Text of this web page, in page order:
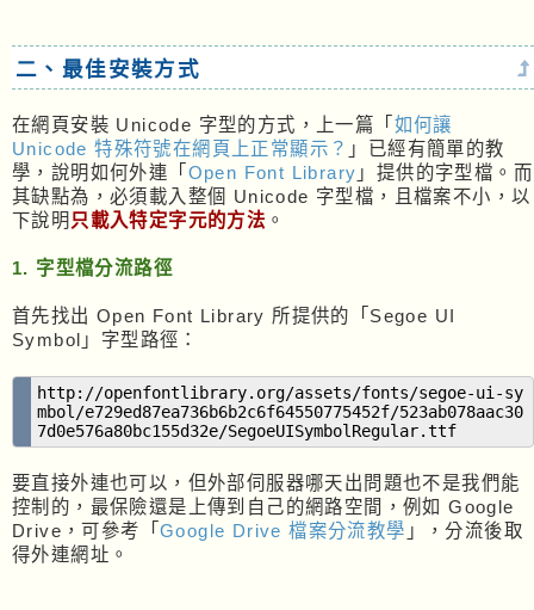
二、最佳安裝方式
在網頁安裝 Unicode 字型的方式，上一篇「 如何讓
Unicode 特殊符號在網頁上正常顯示？ 」已經有簡單的教
學，說明如何外連「 Open Font Library 」提供的字型檔。而
其缺點為，必須載入整個 Unicode 字型檔，且檔案不小，以
下說明 只載入特定字元的方法 。
1. 字型檔分流路徑
首先找出 Open Font Library 所提供的「Segoe UI
Symbol」字型路徑：
http://openfontlibrary.org/assets/fonts/segoe-ui-sy
mbol/e729ed87ea736b6b2c6f64550775452f/523ab078aac30
7d0e576a80bc155d32e/SegoeUISymbolRegular.ttf
要直接外連也可以，但外部伺服器哪天出問題也不是我們能
控制的，最保險還是上傳到自己的網路空間，例如 Google
Drive，可參考「 Google Drive 檔案分流教學 」，分流後取
得外連網址。